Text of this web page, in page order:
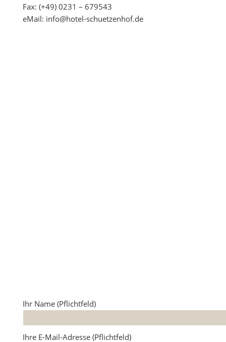
Fax: (+49) 0231 – 679543
eMail: info@hotel-schuetzenhof.de
Ihr Name (Pflichtfeld)
Ihre E-Mail-Adresse (Pflichtfeld)